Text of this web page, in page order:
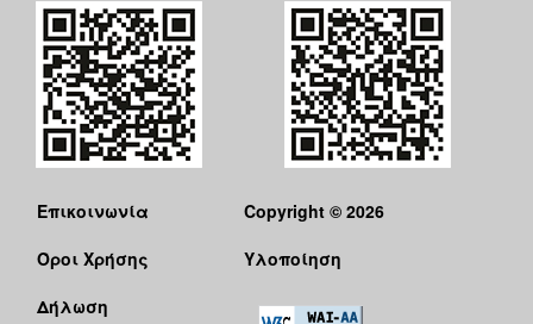
Επικοινωνία
Όροι Χρήσης
Δήλωση
Copyright © 2026
Υλοποίηση